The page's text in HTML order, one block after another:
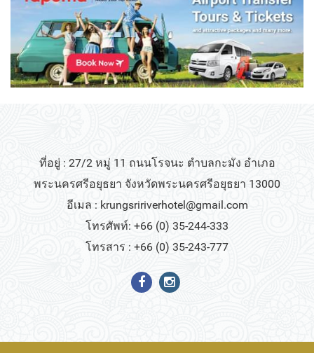
ที่อยู่ : 27/2 หมู่ 11 ถนนโรจนะ ตำบลกะมัง อำเภอ
พระนครศรีอยุธยา จังหวัดพระนครศรีอยุธยา 13000
อีเมล : krungsririverhotel@gmail.com
โทรศัพท์: +66 (0) 35-244-333
โทรสาร : +66 (0) 35-243-777